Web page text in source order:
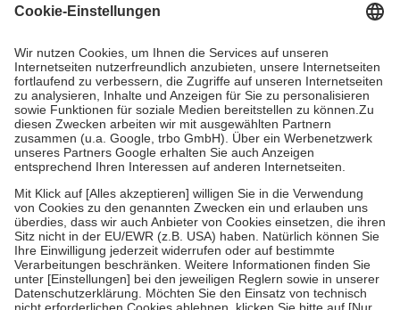
Grundsätzlich leisten Mitglieder Zuzahlungen in Höhe von zehn
höchstens zehn Euro.
Es sind jedoch nie mehr als die tatsächlichen
Kosten der Leistung zu entrichten.
Diese Regeln gelten grundsätzlich auch für Online-Apotheken.
Bei Heilmitteln und häuslicher Krankenpflege beträgt die
Zuzahlung zehn Prozent der Kosten sowie zehn Euro je
Verordnung.
Um das Engagement der Versicherten für ihre eigene Gesundheit zu
stärken und die besondere Stellung der Familie zu unterstützen,
fallenkeine Zuzahlungenan bei:
• Kindern und Jugendlichen bis zum vollendeten 18. Lebensjahr
mit Ausnahme der Fahrkosten
• Untersuchungen zur Vorsorge und Früherkennung, die von der
GKV getragen werden
• empfohlenen Schutzimpfungen